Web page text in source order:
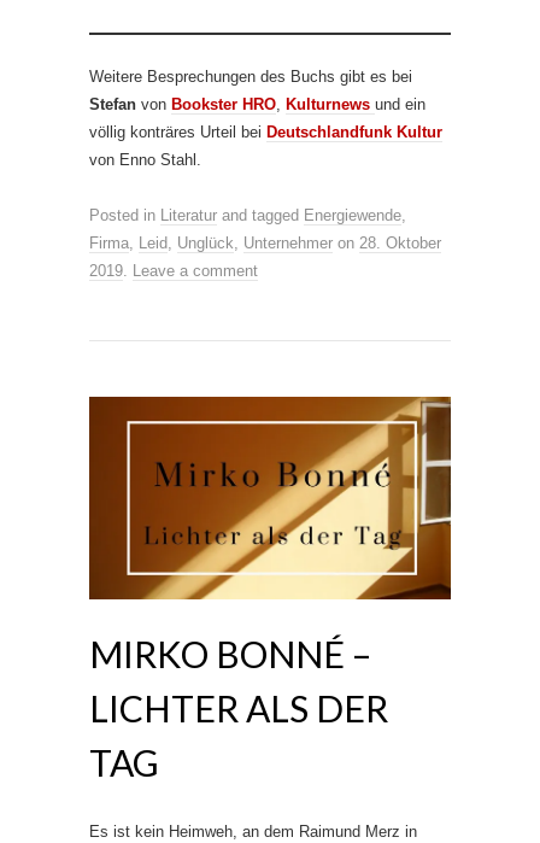
Weitere Besprechungen des Buchs gibt es bei
Stefan von Bookster HRO Kulturnews und ein
völlig konträres Urteil bei Deutschlandfunk Kultur
von Enno Stahl.
Posted in Literatur and tagged Energiewende
Firma Leid Unglück Unternehmer on 28. Oktober
2019 Leave a comment
MIRKO BONNÉ –
LICHTER ALS DER
TAG
Es ist kein Heimweh, an dem Raimund Merz in